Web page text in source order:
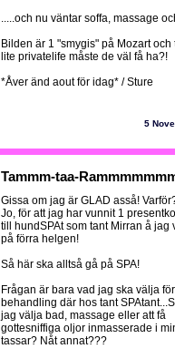
.....och nu väntar soffa, massage
Bilden är 1 "smygis" på Mozart
lite privatelife måste de väl få ha?!
*Åver änd aout för idag* / Sture
5
Tammm-taa-
Gissa om jag är GLAD asså!
Jo, för att jag har vunnit 1
till hundSPAt som tant Mirran å jag
på förra helgen!
Så här ska alltså gå på SPA!
Frågan är bara vad jag ska välja för
behandling där hos tant
jag välja bad, massage eller att få
gottesniffiga oljor inmasserade i
tassar? Nåt annat???